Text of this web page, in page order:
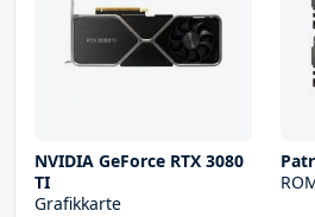
NVIDIA GeForce RTX 3080
TI
Grafikkarte